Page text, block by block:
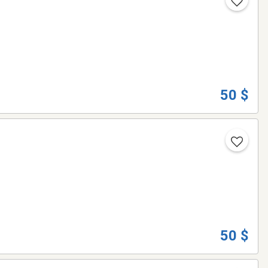
50 $
50 $